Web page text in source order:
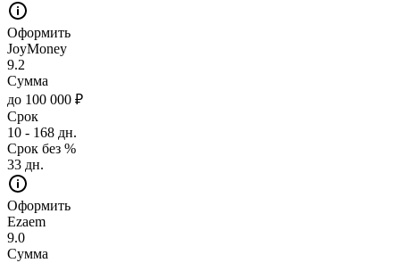
Оформить
JoyMoney
9.2
Сумма
до 100 000 ₽
Срок
10 - 168 дн.
Срок без %
33 дн.
Оформить
Ezaem
9.0
Сумма